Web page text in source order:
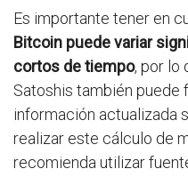
Es importante tener en
Bitcoin puede variar
cortos de tiempo, por lo
Satoshis también puede
información actualizada
realizar este cálculo de
recomienda utilizar